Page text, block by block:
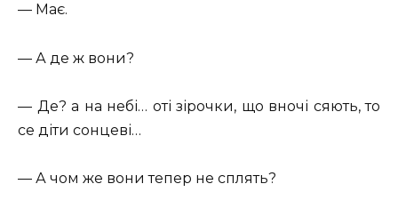
— Має.
— А де ж вони?
— Де? а на небі… оті зірочки, що вночі сяють, то
се діти сонцеві…
— А чом же вони тепер не сплять?